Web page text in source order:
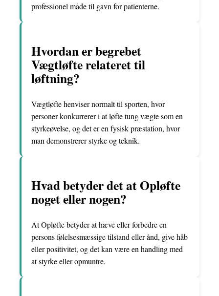
professionel måde til gavn for patienterne.
Hvordan er begrebet
Vægtløfte relateret til
løftning?
Vægtløfte henviser normalt til sporten, hvor
personer konkurrerer i at løfte tung vægte som en
styrkeøvelse, og det er en fysisk præstation, hvor
man demonstrerer styrke og teknik.
Hvad betyder det at Opløfte
noget eller nogen?
At Opløfte betyder at hæve eller forbedre en
persons følelsesmæssige tilstand eller ånd, give håb
eller positivitet, og det kan være en handling med
at styrke eller opmuntre.